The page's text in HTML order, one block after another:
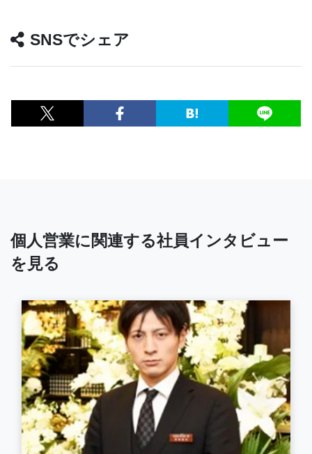
SNSでシェア
個人営業に関連する社員インタビュー
を見る